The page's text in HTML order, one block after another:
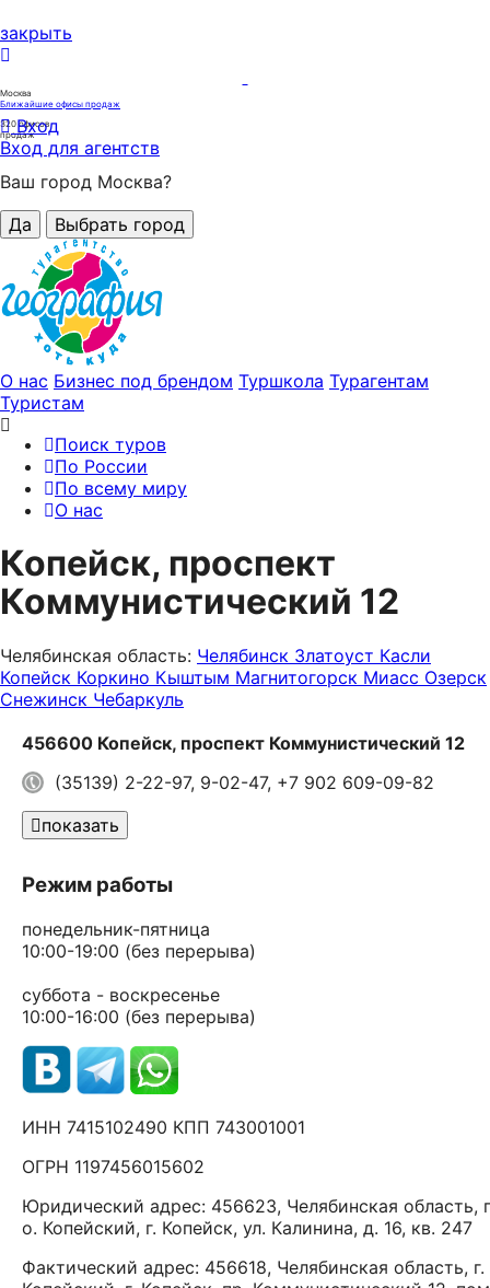
закрыть
Москва
Ближайшие офисы продаж
320офисов
продаж
Вход
Вход для агентств
Ваш город Москва?
Да
Выбрать город
О нас Бизнес под брендом Туршкола Турагентам
Туристам
Поиск туров
По России
По всему миру
О нас
Копейск, проспект
Коммунистический 12
Челябинская область: Челябинск Златоуст Касли
Копейск Коркино Кыштым Магнитогорск Миасс Озерск
Снежинск Чебаркуль
456600 Копейск, проспект Коммунистический 12
(35139) 2-22-97, 9-02-47, +7 902 609-09-82
показать
Режим работы
понедельник-пятница
10:00-19:00 (без перерыва)
суббота - воскресенье
10:00-16:00 (без перерыва)
ИНН 7415102490 КПП 743001001
ОГРН 1197456015602
Юридический адрес: 456623, Челябинская область,
о. Копейский, г. Копейск, ул. Калинина, д. 16, кв. 247
Фактический адрес: 456618, Челябинская область, г.